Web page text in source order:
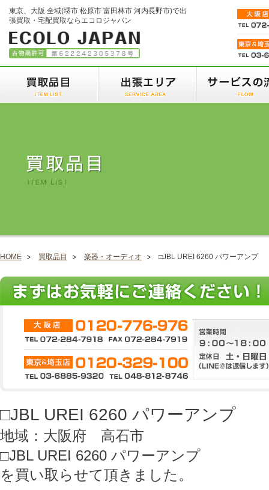
東京、大阪 全域(堺市 松原市 富田林市 河内長野市)で出
張買取・宅配買取ならエコロジャパン
HOME 買取品目 楽器・オーディオ □JBL UREI 6260 パワーアンプ
□JBL UREI 6260 パワーアンプ
地域：大阪府 高石市
□JBL UREI 6260 パワーアンプ
を買い取らせて頂きました。